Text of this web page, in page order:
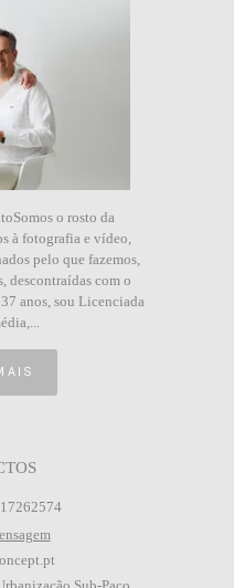
o rosto da
à fotografia e vídeo,
pelo que fazemos,
descontraídas com o
anos, sou Licenciada